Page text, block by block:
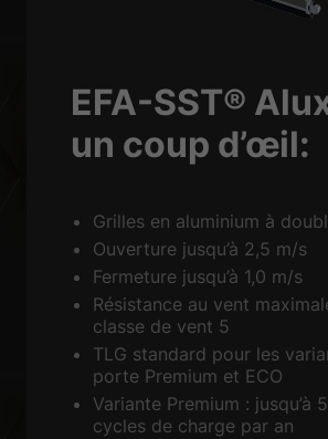
EFA-SST®
un coup d’œil:
Grilles en aluminium à
Ouverture jusqu’à 2,5 m/s
Fermeture jusqu’à 1,0 m/s
Résistance au vent
classe de vent 5
TLG standard pour les
porte Premium et ECO
Variante Premium : jusqu’à
cycles de charge par an